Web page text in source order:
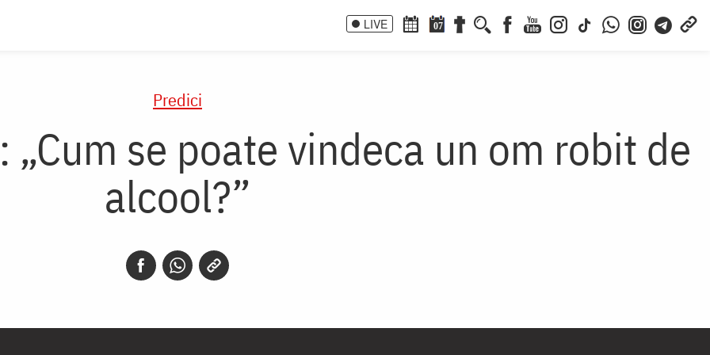
LIVE 07
Predici
„Cum se poate vindeca un om robit de
alcool?”